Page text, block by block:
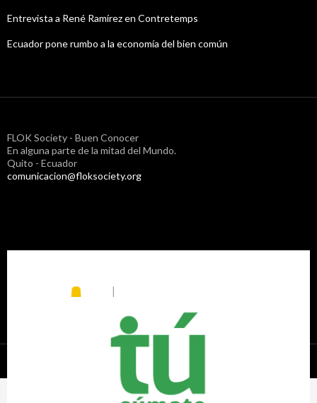
Entrevista a René Ramírez en Contretemps
Ecuador pone rumbo a la economía del bien común
FLOK Society - Buen Conocer
En alguna parte de la mitad del Mundo.
Quito - Ecuador
comunicacion@floksociety.org